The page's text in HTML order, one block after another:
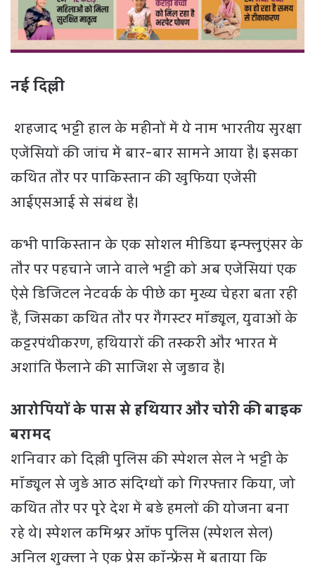
नई दिल्ली
शहजाद भट्टी हाल के महीनों में ये नाम भारतीय सुरक्षा
एजेंसियों की जांच में बार-बार सामने आया है। इसका
कथित तौर पर पाकिस्तान की खुफिया एजेंसी
आईएसआई से संबंध है।
कभी पाकिस्तान के एक सोशल मीडिया इन्फ्लुएंसर के
तौर पर पहचाने जाने वाले भट्टी को अब एजेंसियां एक
ऐसे डिजिटल नेटवर्क के पीछे का मुख्य चेहरा बता रही
हैं, जिसका कथित तौर पर गैंगस्टर मॉड्यूल, युवाओं के
कट्टरपंथीकरण, हथियारों की तस्करी और भारत में
अशांति फैलाने की साजिश से जुड़ाव है।
आरोपियों के पास से हथियार और चोरी की बाइक
बरामद
शनिवार को दिल्ली पुलिस की स्पेशल सेल ने भट्टी के
मॉड्यूल से जुड़े आठ संदिग्धों को गिरफ्तार किया, जो
कथित तौर पर पूरे देश में बड़े हमलों की योजना बना
रहे थे। स्पेशल कमिश्नर ऑफ पुलिस (स्पेशल सेल)
अनिल शुक्ला ने एक प्रेस कॉन्फ्रेंस में बताया कि